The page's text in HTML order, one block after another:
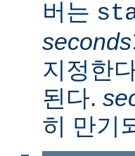
버는
seconds
지정한
된다.
히 만기